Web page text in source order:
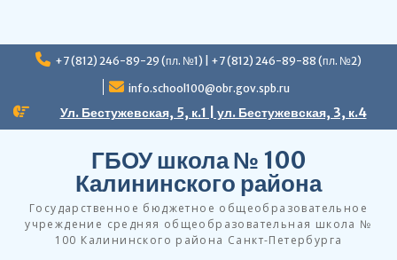
Перейти
+7 (812) 246-89-29 (пл. №1) | +7 (812) 246-89-88 (пл. №2)
info.school100@obr.gov.spb.ru
Ул. Бестужевская, 5, к.1 | ул. Бестужевская, 3, к.4
ГБОУ школа № 100
Калининского района
Государственное бюджетное общеобразовательное
учреждение средняя общеобразовательная школа №
100 Калининского района Санкт-Петербурга